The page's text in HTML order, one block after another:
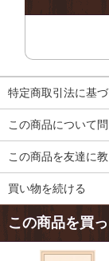
特定商取引法に基
この商品について
この商品を友達に
買い物を続ける
この商品を買